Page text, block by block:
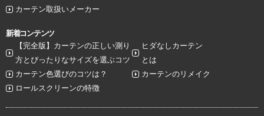
カーテン取扱いメーカー
新着コンテンツ
【完全版】カーテンの正しい測り
方とぴったりなサイズを選ぶコツ
ヒダなしカーテン
とは
カーテン色選びのコツは？
カーテンのリメイク
ロールスクリーンの特徴